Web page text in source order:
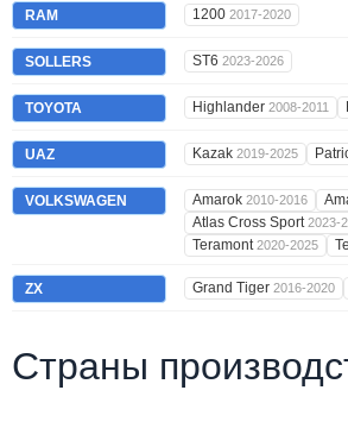
RAM 1200 2017-2020
SOLLERS ST6 2023-2026
TOYOTA Highlander 2008-2011
UAZ Kazak 2019-2025
VOLKSWAGEN Amarok 2010-2016
Atlas Cross Sport2023-
Teramont2020-2025
ZX Grand Tiger 2016-2020
Страны